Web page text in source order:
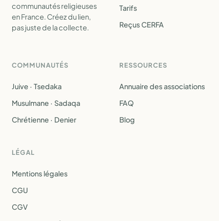
communautés religieuses
en France. Créez du lien,
pas juste de la collecte.
Tarifs
Reçus CERFA
COMMUNAUTÉS
Juive · Tsedaka
Musulmane · Sadaqa
Chrétienne · Denier
RESSOURCES
Annuaire des associations
FAQ
Blog
LÉGAL
Mentions légales
CGU
CGV